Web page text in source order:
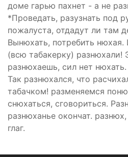
доме гарью пахнет - а не
*Проведать, разузнать под
пожалуста, отдадут ли там
Вынюхать, потребить нюхая.
(всю табакерку) разнюхали!
разнюхаешь, сил нет нюхать.
Так разнюхался, что
табачком! разменяемся
снюхаться, сговориться.
разнюханье окончат.
глаг.